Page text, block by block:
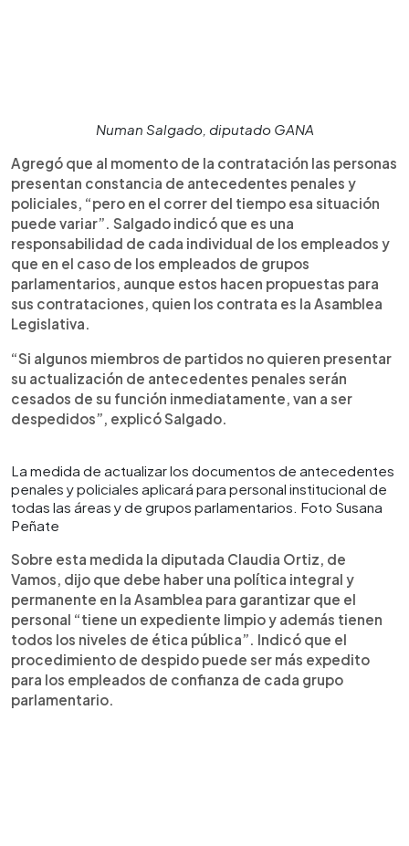
Numan Salgado, diputado GANA
Agregó que al momento de la contratación las personas
presentan constancia de antecedentes penales y
policiales, “pero en el correr del tiempo esa situación
puede variar”. Salgado indicó que es una
responsabilidad de cada individual de los empleados y
que en el caso de los empleados de grupos
parlamentarios, aunque estos hacen propuestas para
sus contrataciones, quien los contrata es la Asamblea
Legislativa.
“Si algunos miembros de partidos no quieren presentar
su actualización de antecedentes penales serán
cesados de su función inmediatamente, van a ser
despedidos”, explicó Salgado.
La medida de actualizar los documentos de antecedentes
penales y policiales aplicará para personal institucional de
todas las áreas y de grupos parlamentarios. Foto Susana
Peñate
Sobre esta medida la diputada Claudia Ortiz, de
Vamos, dijo que debe haber una política integral y
permanente en la Asamblea para garantizar que el
personal “tiene un expediente limpio y además tienen
todos los niveles de ética pública”. Indicó que el
procedimiento de despido puede ser más expedito
para los empleados de confianza de cada grupo
parlamentario.